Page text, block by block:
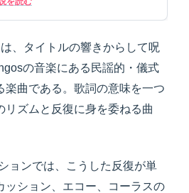
は、タイトルの響きからして呪
の音楽にある民謡的・儀式
楽曲である。歌詞の意味を一つ
リズムと反復に身を委ねる曲
ョンでは、こうした反復が単
ッション、エコー、コーラスの